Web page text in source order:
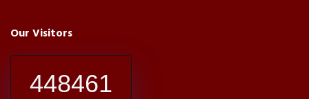
Our Visitors
448461